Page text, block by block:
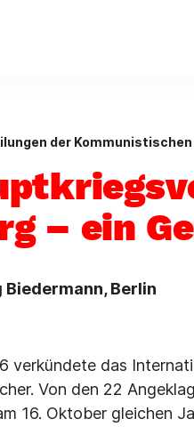
der
– ein
Biedermann, Berlin
verkündete das
Von den 22
16. Oktober gleichen